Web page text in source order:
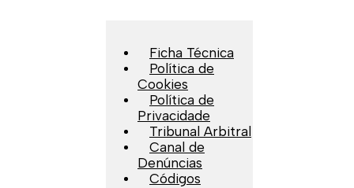
Ficha Técnica
Política de
Cookies
Política de
Privacidade
Tribunal Arbitral
Canal de
Denúncias
Códigos